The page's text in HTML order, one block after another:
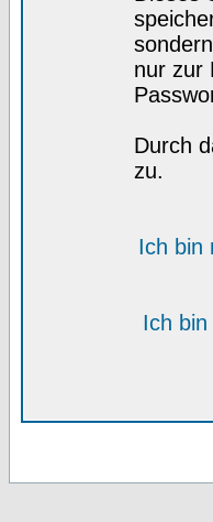
nur zur
Durch
zu.
Ich bin
Ich